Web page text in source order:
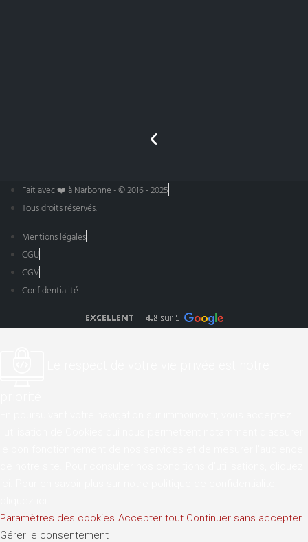
Fait avec ❤️ à Narbonne - © 2016 - 2025
Tous droits réservés.
Mentions légales
CGU
CGV
Confidentialité
Paramètres des cookies Accepter tout Continuer sans accepter
Gérer le consentement